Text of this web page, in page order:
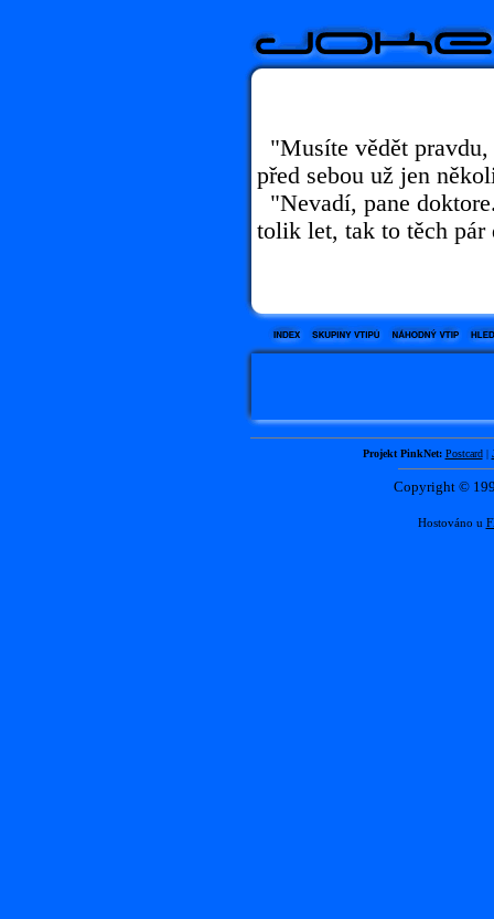
"Musíte vědět pravdu,
před sebou už jen
"Nevadí, pane
tolik let, tak to těch
Projekt PinkNet: Postcard|
Copyright ©
Hostováno u